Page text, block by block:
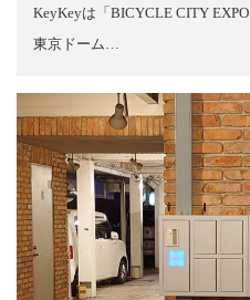
KeyKeyは「BICYCLE CITY
東京ドーム…